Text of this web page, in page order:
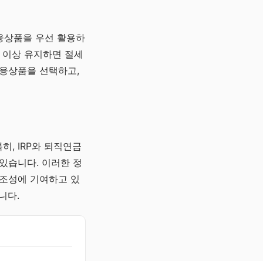
상품을 우선 활용하
상 유지하면 절세
상품을 선택하고,
, IRP와 퇴직연금
습니다. 이러한 정
성에 기여하고 있
다.